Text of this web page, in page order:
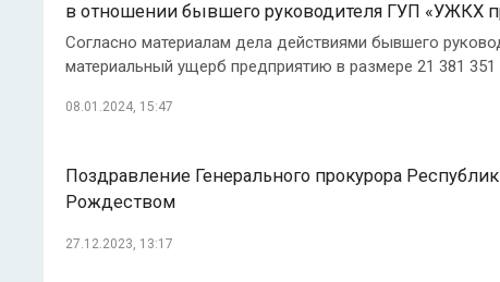
в отношении бывшего руководителя ГУП «УЖКХ
Согласно материалам дела действиями бывшего
материальный ущерб предприятию в размере 21 381 351
08.01.2024, 15:47
Поздравление Генерального прокурора
Рождеством
27.12.2023, 13:17